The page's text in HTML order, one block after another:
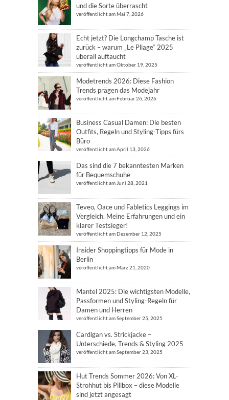
und die Sorte überrascht
veröffentlicht am Mai 7, 2026
Echt jetzt? Die Longchamp Tasche ist
zurück – warum „Le Pliage“ 2025
überall auftaucht
veröffentlicht am Oktober 19, 2025
Modetrends 2026: Diese Fashion
Trends prägen das Modejahr
veröffentlicht am Februar 26, 2026
Business Casual Damen: Die besten
Outfits, Regeln und Styling-Tipps fürs
Büro
veröffentlicht am April 13, 2026
Das sind die 7 bekanntesten Marken
für Bequemschuhe
veröffentlicht am Juni 28, 2021
Teveo, Oace und Fabletics Leggings im
Vergleich. Meine Erfahrungen und ein
klarer Testsieger!
veröffentlicht am Dezember 12, 2025
Insider Shoppingtipps für Mode in
Berlin
veröffentlicht am März 21, 2020
Mantel 2025: Die wichtigsten Modelle,
Passformen und Styling-Regeln für
Damen und Herren
veröffentlicht am September 25, 2025
Cardigan vs. Strickjacke –
Unterschiede, Trends & Styling 2025
veröffentlicht am September 23, 2025
Hut Trends Sommer 2026: Von XL-
Strohhut bis Pillbox – diese Modelle
sind jetzt angesagt